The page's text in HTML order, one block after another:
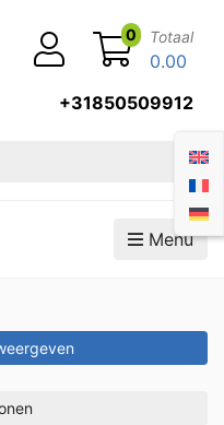
+31850509912
0 Totaal
0.00
Menu